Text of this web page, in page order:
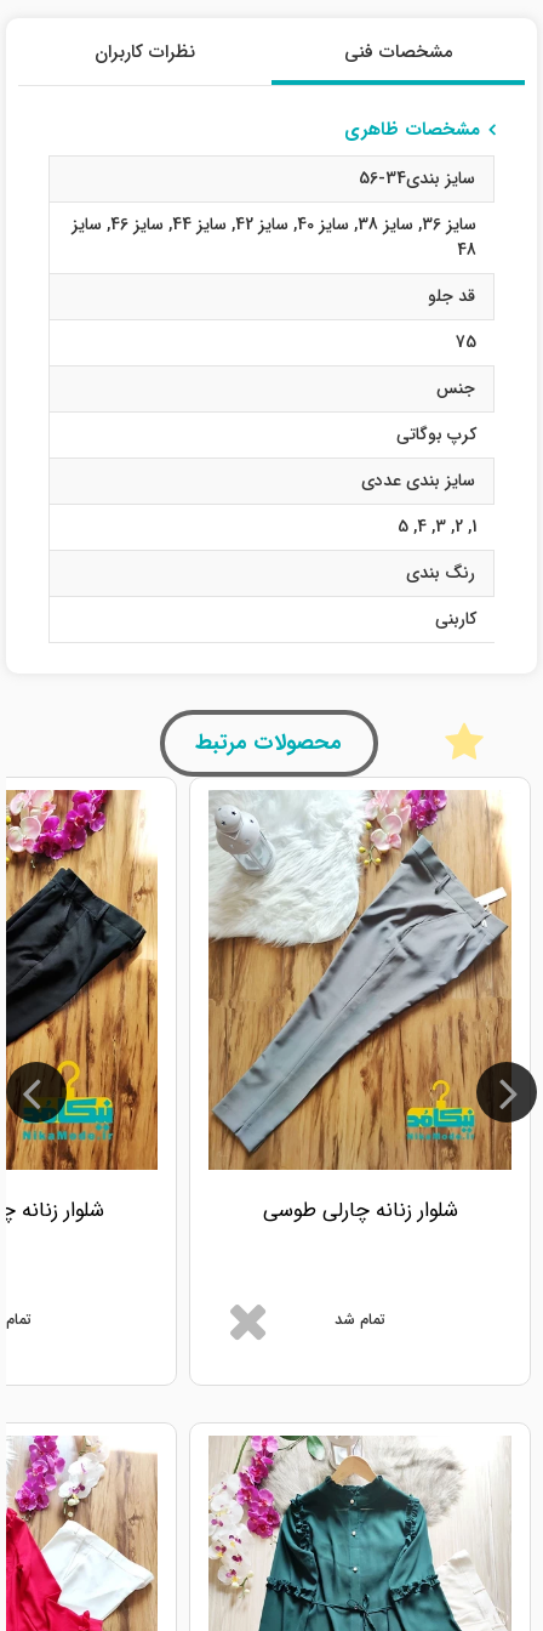
مشخصات فنی نظرات کاربران
مشخصات ظاهری
سایز بندی34-56
سایز 36
, سایز 38 , سایز 40 , سایز 42 , سایز 44 , سایز 46 , سایز
48
قد جلو
75
جنس
کرپ بوگاتی
سایز بندی عددی
1
,
2
,
3
,
4
,
5
رنگ بندی
کاربنی
محصولات مرتبط
شلوار زنانه چارلی طوسی
تمام شد
شلوار